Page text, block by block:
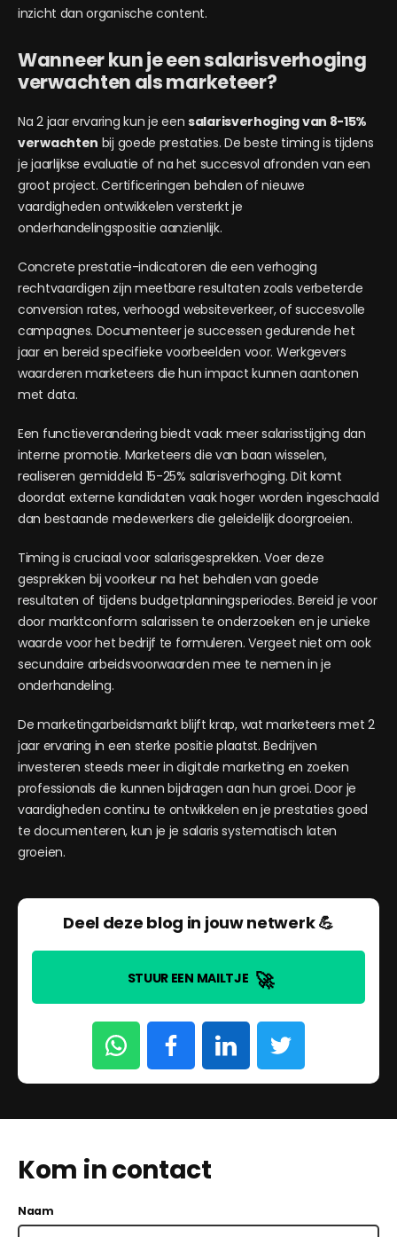
inzicht dan organische content.
Wanneer kun je een salarisverhoging
verwachten als marketeer?
Na 2 jaar ervaring kun je een salarisverhoging van 8-15%
verwachten bij goede prestaties. De beste timing is tijdens
je jaarlijkse evaluatie of na het succesvol afronden van een
groot project. Certificeringen behalen of nieuwe
vaardigheden ontwikkelen versterkt je
onderhandelingspositie aanzienlijk.
Concrete prestatie-indicatoren die een verhoging
rechtvaardigen zijn meetbare resultaten zoals verbeterde
conversion rates, verhoogd websiteverkeer, of succesvolle
campagnes. Documenteer je successen gedurende het
jaar en bereid specifieke voorbeelden voor. Werkgevers
waarderen marketeers die hun impact kunnen aantonen
met data.
Een functieverandering biedt vaak meer salarisstijging dan
interne promotie. Marketeers die van baan wisselen,
realiseren gemiddeld 15-25% salarisverhoging. Dit komt
doordat externe kandidaten vaak hoger worden ingeschaald
dan bestaande medewerkers die geleidelijk doorgroeien.
Timing is cruciaal voor salarisgesprekken. Voer deze
gesprekken bij voorkeur na het behalen van goede
resultaten of tijdens budgetplanningsperiodes. Bereid je voor
door marktconform salarissen te onderzoeken en je unieke
waarde voor het bedrijf te formuleren. Vergeet niet om ook
secundaire arbeidsvoorwaarden mee te nemen in je
onderhandeling.
De marketingarbeidsmarkt blijft krap, wat marketeers met 2
jaar ervaring in een sterke positie plaatst. Bedrijven
investeren steeds meer in digitale marketing en zoeken
professionals die kunnen bijdragen aan hun groei. Door je
vaardigheden continu te ontwikkelen en je prestaties goed
te documenteren, kun je je salaris systematisch laten
groeien.
Deel deze blog in jouw netwerk 💪
STUUR EEN MAILTJE 🚀
Kom in contact
Naam